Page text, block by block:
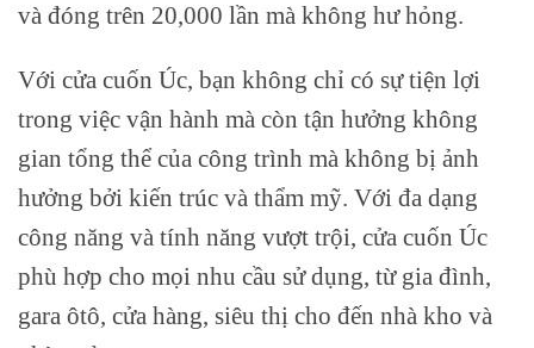
và đóng trên 20,000 lần mà không hư hỏng.
Với cửa cuốn Úc, bạn không chỉ có sự tiện lợi
trong việc vận hành mà còn tận hưởng không
gian tổng thể của công trình mà không bị ảnh
hưởng bởi kiến trúc và thẩm mỹ. Với đa dạng
công năng và tính năng vượt trội, cửa cuốn Úc
phù hợp cho mọi nhu cầu sử dụng, từ gia đình,
gara ôtô, cửa hàng, siêu thị cho đến nhà kho và